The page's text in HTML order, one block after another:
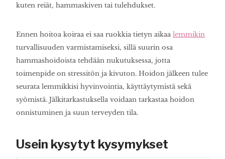
kuten reiät, hammaskiven tai tulehdukset.
Ennen hoitoa koiraa ei saa ruokkia tietyn aikaa lemmikin
turvallisuuden varmistamiseksi, sillä suurin osa
hammashoidoista tehdään nukutuksessa, jotta
toimenpide on stressitön ja kivuton. Hoidon jälkeen tulee
seurata lemmikkisi hyvinvointia, käyttäytymistä sekä
syömistä. Jälkitarkastuksella voidaan tarkastaa hoidon
onnistuminen ja suun terveyden tila.
Usein kysytyt kysymykset